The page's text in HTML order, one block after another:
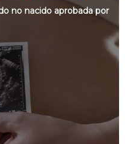
no nacido aprobada por